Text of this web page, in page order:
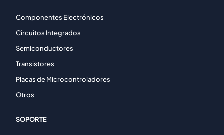
Componentes Electrónicos
Circuitos Integrados
Semiconductores
Transistores
Placas de Microcontroladores
Otros
SOPORTE